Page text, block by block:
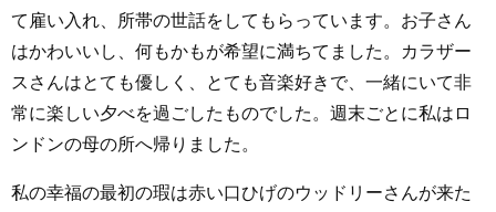
て雇い入れ、所帯の世話をしてもらっています。お子さん
はかわいいし、何もかもが希望に満ちてました。カラザー
スさんはとても優しく、とても音楽好きで、一緒にいて非
常に楽しい夕べを過ごしたものでした。週末ごとに私はロ
ンドンの母の所へ帰りました。
私の幸福の最初の瑕は赤い口ひげのウッドリーさんが来た